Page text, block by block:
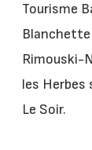
Tourisme
Blanchette
Rimouski-
les Herbes
Le Soir.